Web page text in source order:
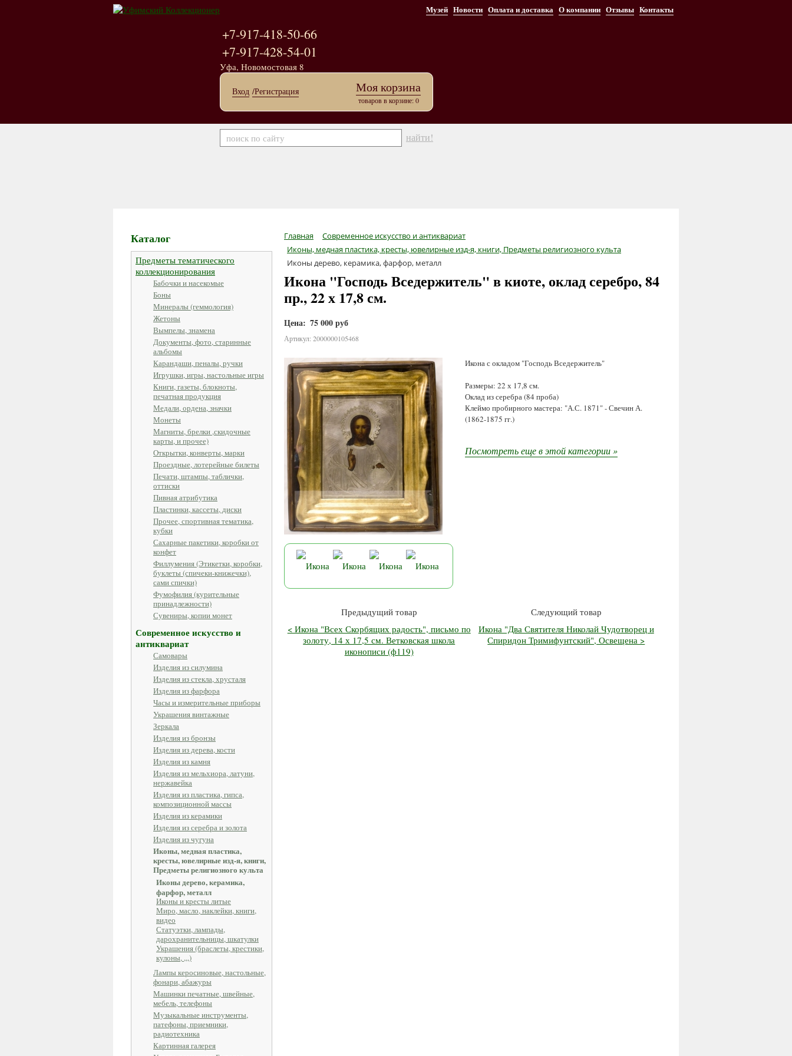
Музей Новости Оплата и доставка О компании Отзывы Контакты
+7-917-418-50-66
+7-917-428-54-01
Уфа, Новомостовая 8
Вход /Регистрация Моя корзина
товаров в корзине: 0
найти!
Каталог
Предметы тематического
коллекционирования
Бабочки и насекомые
Боны
Минералы (геммология)
Жетоны
Вымпелы, знамена
Документы, фото, старинные
альбомы
Карандаши, пеналы, ручки
Игрушки, игры, настольные игры
Книги, газеты, блокноты,
печатная продукция
Медали, ордена, значки
Монеты
Магниты, брелки ,скидочные
карты, и прочее)
Открытки, конверты, марки
Проездные, лотерейные билеты
Печати, штампы, таблички,
оттиски
Пивная атрибутика
Пластинки, кассеты, диски
Прочее, спортивная тематика,
кубки
Сахарные пакетики, коробки от
конфет
Филлумения (Этикетки, коробки,
буклеты (спичеки-книжечки),
сами спички)
Фумофилия (курительные
принадлежности)
Сувениры, копии монет
Современное искусство и
антиквариат
Самовары
Изделия из силумина
Изделия из стекла, хрусталя
Изделия из фарфора
Часы и измерительные приборы
Украшения винтажные
Зеркала
Изделия из бронзы
Изделия из дерева, кости
Изделия из камня
Изделия из мельхиора, латуни,
нержавейка
Изделия из пластика, гипса,
композиционной массы
Изделия из керамики
Изделия из серебра и золота
Изделия из чугуна
Иконы, медная пластика,
кресты, ювелирные изд-я, книги,
Предметы религиозного культа
Иконы дерево, керамика,
фарфор, металл
Иконы и кресты литые
Миро, масло, наклейки, книги,
видео
Статуэтки, лампады,
дарохранительницы, шкатулки
Украшения (браслеты, крестики,
кулоны, ,,,)
Лампы керосиновые, настольные,
фонари, абажуры
Машинки печатные, швейные,
мебель, телефоны
Музыкальные инструменты,
патефоны, приемники,
радиотехника
Картинная галерея
Главная
Современное искусство и антиквариат
Иконы, медная пластика, кресты, ювелирные изд-я, книги, Предметы религиозного культа
Иконы дерево, керамика, фарфор, металл
Икона "Господь Вседержитель" в киоте, оклад серебро, 84
пр., 22 х 17,8 см.
Цена: 75 000 руб
Артикул: 2000000105468
Икона с окладом "Господь Вседержитель"
Размеры: 22 х 17,8 см.
Оклад из серебра (84 проба)
Клеймо пробирного мастера: "А.С. 1871" - Свечин А.
(1862-1875 гг.)
Посмотреть еще в этой категории »
Предыдущий товар
< Икона "Всех Скорбящих радость", письмо по
золоту, 14 х 17,5 см. Ветковская школа
иконописи (ф119)
Следующий товар
Икона "Два Святителя Николай Чудотворец и
Спиридон Тримифунтский", Освещена >